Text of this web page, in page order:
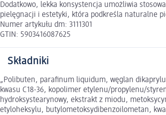
Dodatkowo, lekka konsystencja umożliwia
pielęgnacji i estetyki, która podkreśla naturalne
Numer artykułu dm: 3111301
GTIN: 5903416087625
Składniki
„Polibuten, parafinum liquidum, węglan
kwasu C18-36, kopolimer etylenu/propylenu/
hydroksystearynowy, ekstrakt z miodu,
etyloheksylu, butylometoksydibenzoilometan,